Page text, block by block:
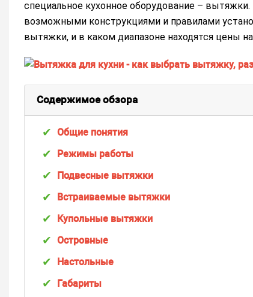
специальное кухонное оборудование –
возможными конструкциями и правилами
вытяжки, и в каком диапазоне находятся цены
Содержимое обзора
Общие понятия
Режимы работы
Подвесные вытяжки
Встраиваемые вытяжки
Купольные вытяжки
Островные
Настольные
Габариты